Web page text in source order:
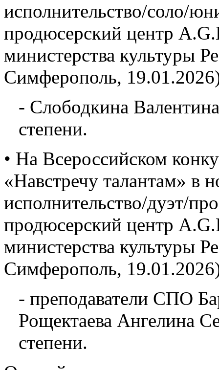
исполнительство/соло/
продюсерский центр
министерства культуры
Симферополь,
- Слободкина
степени.
• На Всероссийском
«Навстречу талантам» в
исполнительство/дуэт/
продюсерский центр
министерства культуры
Симферополь,
- преподаватели СПО
Рощектаева Ангелина
степени.